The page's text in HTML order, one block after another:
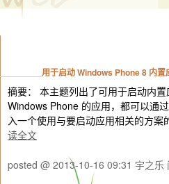
用于启动 Windows Phone 8 内置
摘要： 本主题列出了可用于启动内
Windows Phone 的应用，都可以通
入一个使用与要启动应用相关的方案
读全文
posted @ 2013-10-16 09:31 宇之乐